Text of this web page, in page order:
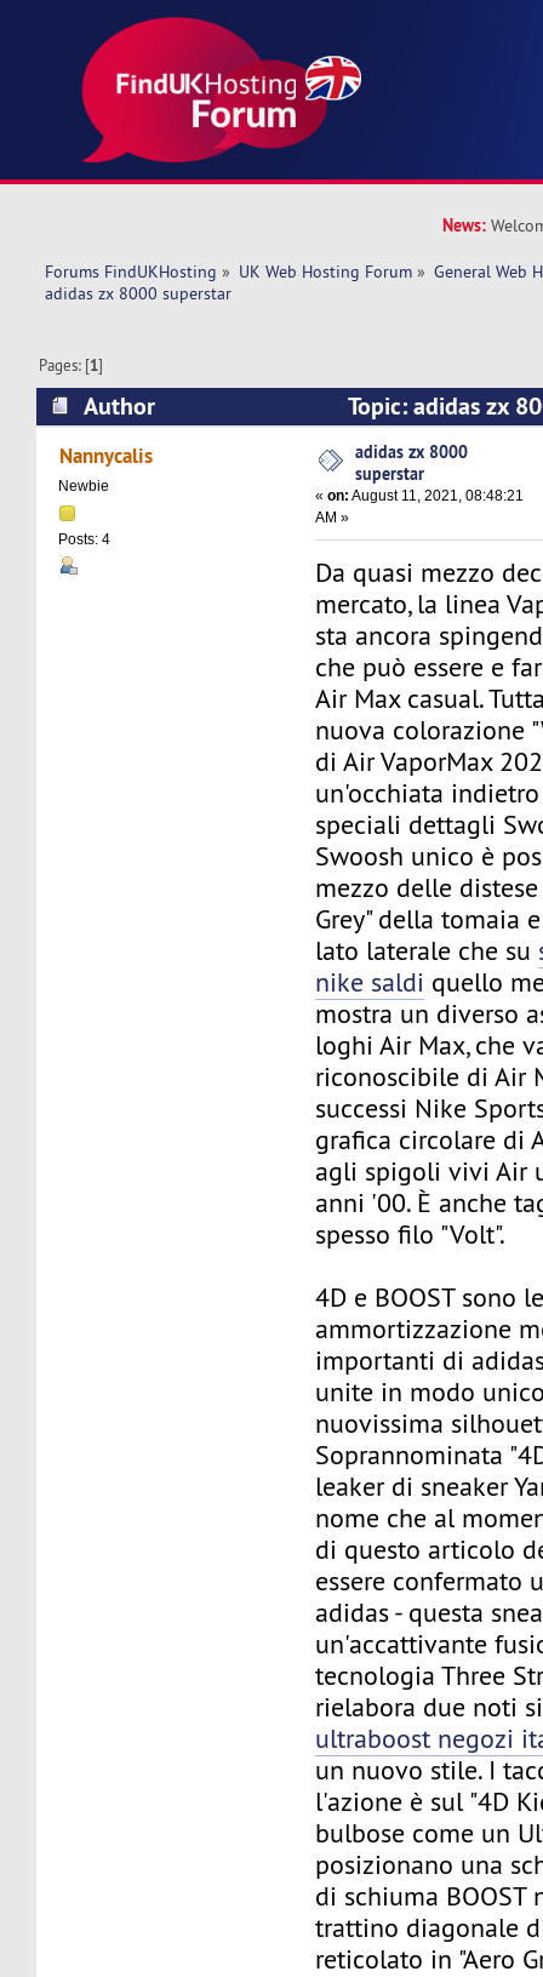
News:
Forums FindUKHosting » UK Web Hosting Forum » General Web
adidas zx 8000 superstar
Pages: [1]
Author
Topic: adidas zx
10514 times)
Nannycalis
Newbie
Posts: 4
adidas zx 8000
superstar
«on: August 11, 2021, 08:48:21
AM »
Da quasi mezzo
mercato, la linea
sta ancora
che può essere e
Air Max casual.
nuova colorazione
di Air VaporMax
un'occhiata
speciali dettagli
Swoosh unico è
mezzo delle
Grey" della tomaia
lato laterale che su
nike saldi quello
mostra un diverso
loghi Air Max, che
riconoscibile di Air
successi Nike
grafica circolare di
agli spigoli vivi Air
anni '00. È anche
spesso filo "Volt".
4D e BOOST sono
ammortizzazione
importanti di
unite in modo
nuovissima
Soprannominata
leaker di sneaker
nome che al
di questo articolo
essere confermato
adidas - questa
un'accattivante
tecnologia Three
rielabora due noti
ultraboost negozi
un nuovo stile. I
l'azione è sul "4D
bulbose come un
posizionano una
di schiuma BOOST
trattino diagonale
reticolato in "Aero